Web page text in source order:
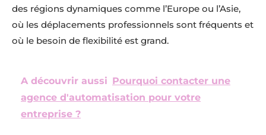
des régions dynamiques comme l’Europe ou l’Asie,
où les déplacements professionnels sont fréquents et
où le besoin de flexibilité est grand.
A découvrir aussi Pourquoi contacter une
agence d'automatisation pour votre
entreprise ?